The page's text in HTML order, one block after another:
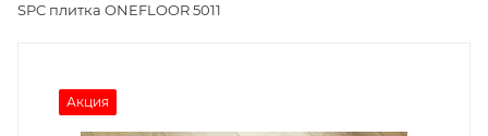
SPC плитка ONEFLOOR 5011
Акция